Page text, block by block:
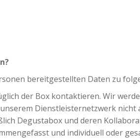
bereitgestellten Daten zu
der Box kontaktieren. Wir
Dienstleisternetzwerk
Degustabox und deren
und individuell oder